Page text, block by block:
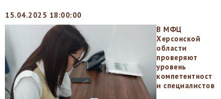
15.04.2025 18:00:00
В МФЦ
Херсонской
области
проверяют
уровень
компетентност
и специалистов